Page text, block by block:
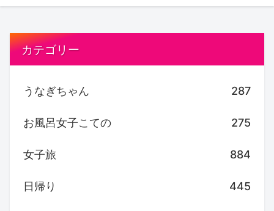
カテゴリー
うなぎちゃん 287
お風呂女子こての 275
女子旅 884
日帰り 445